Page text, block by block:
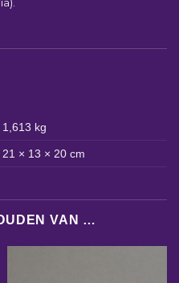
1,613 kg
21 × 13 × 20 cm
VAN …